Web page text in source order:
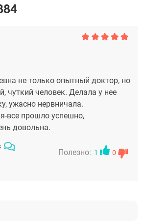
не только опытный доктор, но
чуткий человек. Делала у нее
ужасно нервничала.
все прошло успешно,
довольна.
Полезно: 1 0